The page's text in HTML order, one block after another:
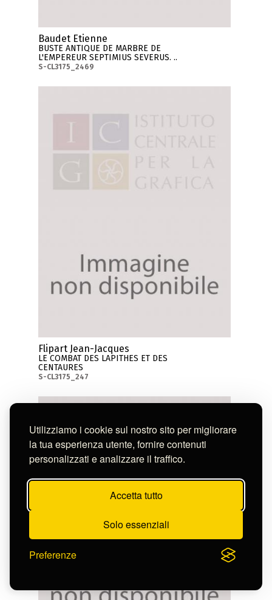
Utilizziamo i cookie sul nostro sito per migliorare
la tua esperienza utente, fornire contenuti
personalizzati e analizzare il traffico.
Accetta tutto
Solo essenziali
Preferenze
Baudet Etienne
BUSTE ANTIQUE DE MARBRE DE
L'EMPEREUR SEPTIMIUS SEVERUS. ..
S-CL3175_2469
Flipart Jean-Jacques
LE COMBAT DES LAPITHES ET DES
CENTAURES
S-CL3175_247